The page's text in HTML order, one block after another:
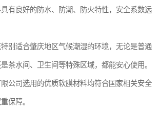
有良好的防水、防潮、防火特性，安全系数远
别适合肇庆地区气候潮湿的环境，无论是普通
茶水间、卫生间等特殊区域，都能安心使用。
公司选用的优质软膜材料均符合国家相关安全
保障。